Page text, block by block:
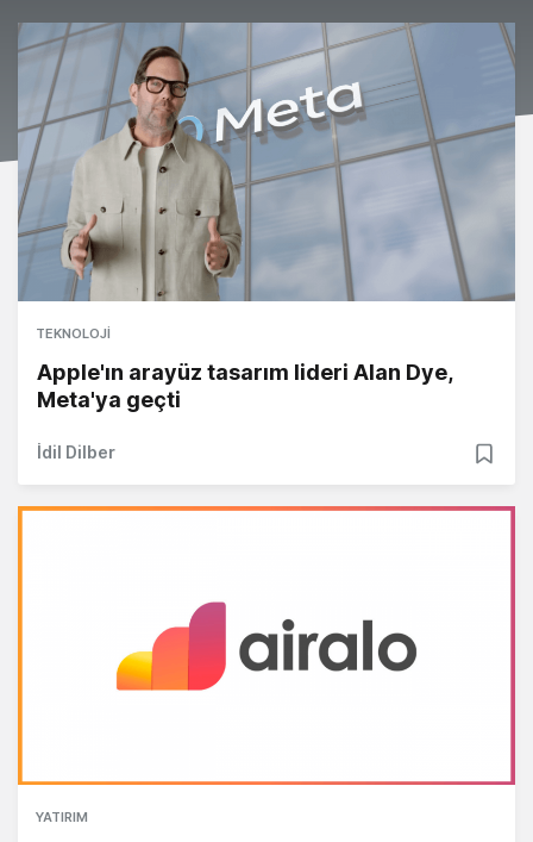
TEKNOLOJI
Apple'ın arayüz tasarım lideri Alan Dye,
Meta'ya geçti
İdil Dilber
YATIRIM